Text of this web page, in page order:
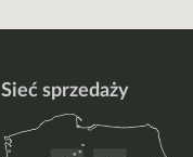
Sieć sprzedaży